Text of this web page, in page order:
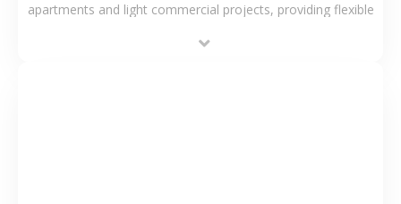
apartments and light commercial projects, providing flexible